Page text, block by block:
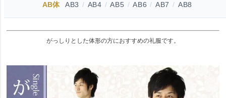
AB体 AB3 / AB4 / AB5 / AB6 / AB7 / AB8
がっしりとした体形の方におすすめの礼服です。